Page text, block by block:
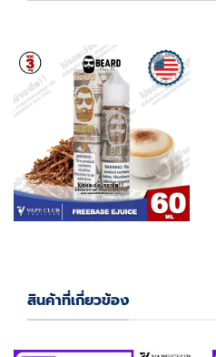
สินค้าที่เกี่ยวข้อง